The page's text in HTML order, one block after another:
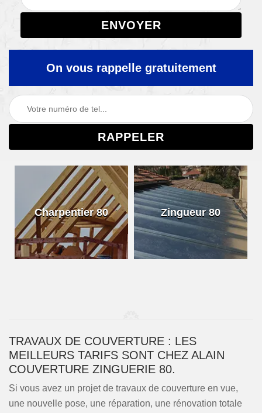
On vous rappelle gratuitement
Charpentier 80 Zingueur 80
TRAVAUX DE COUVERTURE : LES
MEILLEURS TARIFS SONT CHEZ ALAIN
COUVERTURE ZINGUERIE 80.
Si vous avez un projet de travaux de couverture en vue,
une nouvelle pose, une réparation, une rénovation totale